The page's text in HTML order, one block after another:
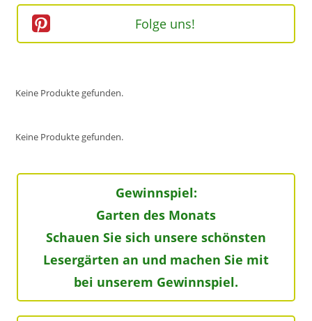
Folge uns!
Keine Produkte gefunden.
Keine Produkte gefunden.
Gewinnspiel:
Garten des Monats
Schauen Sie sich unsere schönsten
Lesergärten an und machen Sie mit
bei unserem Gewinnspiel.